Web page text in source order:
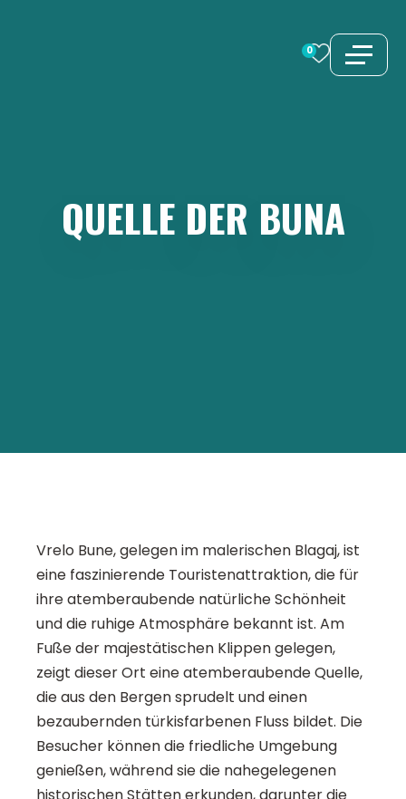
0
QUELLE DER BUNA
Vrelo Bune, gelegen im malerischen Blagaj, ist
eine faszinierende Touristenattraktion, die für
ihre atemberaubende natürliche Schönheit
und die ruhige Atmosphäre bekannt ist. Am
Fuße der majestätischen Klippen gelegen,
zeigt dieser Ort eine atemberaubende Quelle,
die aus den Bergen sprudelt und einen
bezaubernden türkisfarbenen Fluss bildet. Die
Besucher können die friedliche Umgebung
genießen, während sie die nahegelegenen